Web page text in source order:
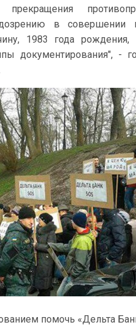
в совершении
1983 года рождения,
документирования", -
помочь «Дельта